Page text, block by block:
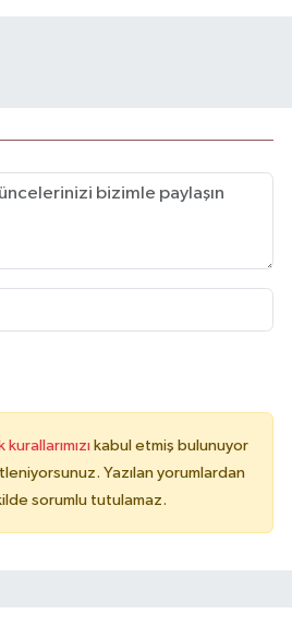
kabul etmiş bulunuyor
Yazılan yorumlardan
sorumlu tutulamaz.